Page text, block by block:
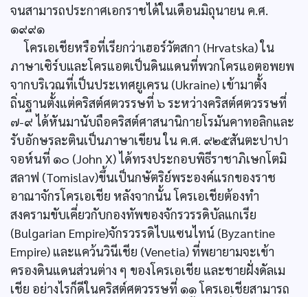
จนสามารถประกาศเอกราชได้ในเดือนมิถุนายน ค.ศ.
๑๙๙๑
โครเอเชียหรือที่เรียกว่าเฮอร์วัตสกา (Hrvatska) ใน
ภาษาเซิร์บและโครแอตเป็นดินแดนที่พวกโครแอตอพยพ
จากบริเวณที่เป็นประเทศยูเครน (Ukraine) เข้ามาตั้ง
ถิ่นฐานตั้งแต่คริสต์ศตวรรษที่ ๖ ระหว่างคริสต์ศตวรรษที่
๗-๙ ได้หันมานับถือคริสต์ศาสนานิกายโรมันคาทอลิกและ
รับอักษรละตินเป็นภาษาเขียน ใน ค.ศ. ๙๒๕สันตะปาปา
จอห์นที่ ๑๐ (John X) ได้ทรงประกอบพิธีราชาภิเษกโตมิ
สลาฟ (Tomislav)ขึ้นเป็นกษัตริย์พระองค์แรกของราช
อาณาจักรโครเอเชีย หลังจากนั้น โครเอเชียต้องทำ
สงครามขับเคี่ยวกับกองทัพของจักรวรรดิบัลแกเรีย
(Bulgarian Empire)จักรวรรดิไบแซนไทน์ (Byzantine
Empire) และแคว้นวินีเชีย (Venetia) ที่พยายามจะเข้า
ครองดินแดนส่วนต่าง ๆ ของโครเอเชีย และชายฝั่งดัลเม
เชีย อย่างไรก็ดีในคริสต์ศตวรรษที่ ๑๑ โครเอเชียสามารถ